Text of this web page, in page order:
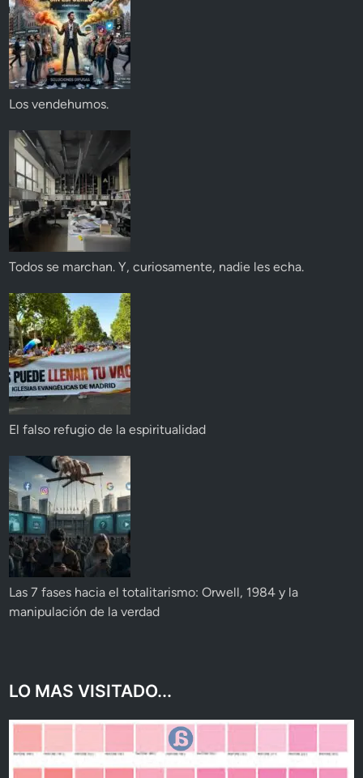
Los vendehumos.
Todos se marchan. Y, curiosamente, nadie les echa.
El falso refugio de la espiritualidad
Las 7 fases hacia el totalitarismo: Orwell, 1984 y la
manipulación de la verdad
LO MAS VISITADO...